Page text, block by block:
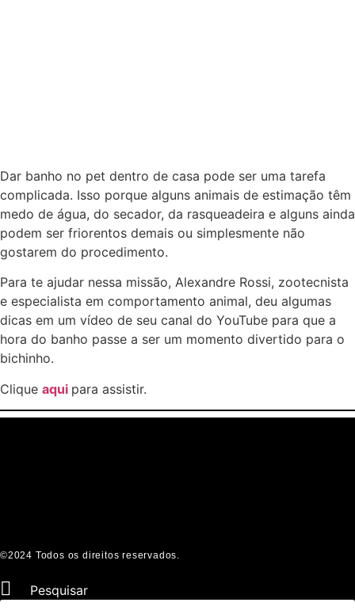
Dar banho no pet dentro de casa pode ser uma tarefa
complicada. Isso porque alguns animais de estimação têm
medo de água, do secador, da rasqueadeira e alguns ainda
podem ser friorentos demais ou simplesmente não
gostarem do procedimento.
Para te ajudar nessa missão, Alexandre Rossi, zootecnista
e especialista em comportamento animal, deu algumas
dicas em um vídeo de seu canal do YouTube para que a
hora do banho passe a ser um momento divertido para o
bichinho.
Clique aqui para assistir.
©2024 Todos os direitos reservados.
Pesquisar